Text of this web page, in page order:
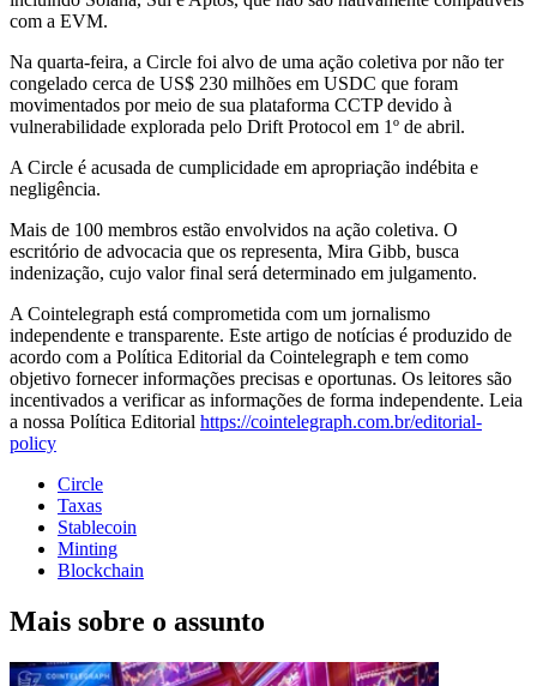
com a EVM.
Na quarta-feira, a Circle foi alvo de uma ação coletiva por não ter
congelado cerca de US$ 230 milhões em USDC que foram
movimentados por meio de sua plataforma CCTP devido à
vulnerabilidade explorada pelo Drift Protocol em 1º de abril.
A Circle é acusada de cumplicidade em apropriação indébita e
negligência.
Mais de 100 membros estão envolvidos na ação coletiva. O
escritório de advocacia que os representa, Mira Gibb, busca
indenização, cujo valor final será determinado em julgamento.
A Cointelegraph está comprometida com um jornalismo
independente e transparente. Este artigo de notícias é produzido de
acordo com a Política Editorial da Cointelegraph e tem como
objetivo fornecer informações precisas e oportunas. Os leitores são
incentivados a verificar as informações de forma independente. Leia
a nossa Política Editorial https://cointelegraph.com.br/editorial-
policy
Circle
Taxas
Stablecoin
Minting
Blockchain
Mais sobre o assunto